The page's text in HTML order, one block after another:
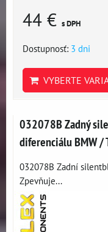
44 € s DPH
Dostupnosť: 3 dni
VYBERTE
032078B Zadný
diferenciálu BMW /
032078B Zadní
Zpevňuje...